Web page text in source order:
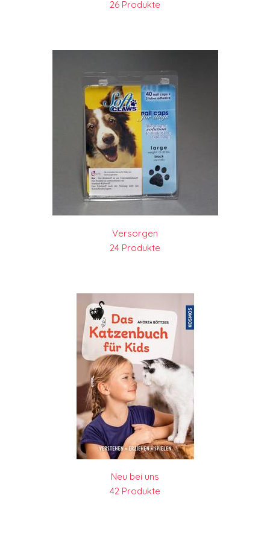
26 Produkte
Versorgen
24 Produkte
Neu bei uns
42 Produkte